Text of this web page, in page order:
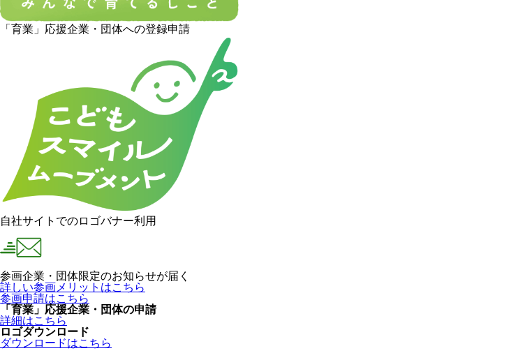
「育業」応援企業・団体への登録申請
自社サイトでのロゴバナー利用
参画企業・団体限定のお知らせが届く
詳しい参画メリットはこちら
参画申請はこちら
「育業」応援企業・団体の申請
詳細はこちら
ロゴダウンロード
ダウンロードはこちら